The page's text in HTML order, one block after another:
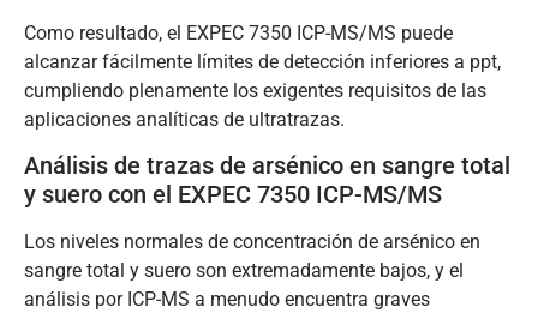
Como resultado, el EXPEC 7350 ICP-MS/MS puede
alcanzar fácilmente límites de detección inferiores a ppt,
cumpliendo plenamente los exigentes requisitos de las
aplicaciones analíticas de ultratrazas.
Análisis de trazas de arsénico en sangre total
y suero con el EXPEC 7350 ICP-MS/MS
Los niveles normales de concentración de arsénico en
sangre total y suero son extremadamente bajos, y el
análisis por ICP-MS a menudo encuentra graves